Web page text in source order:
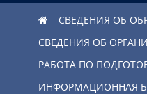
СВЕДЕНИЯ ОБ
СВЕДЕНИЯ ОБ
РАБОТА ПО
ИНФОРМАЦИОННАЯ